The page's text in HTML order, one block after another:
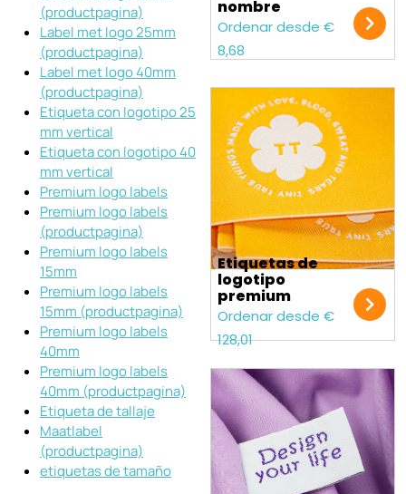
(productpagina)
Label met logo 25mm
(productpagina)
Label met logo 40mm
(productpagina)
Etiqueta con logotipo 25
mm vertical
Etiqueta con logotipo 40
mm vertical
Premium logo labels
Premium logo labels
(productpagina)
Premium logo labels
15mm
Premium logo labels
15mm (productpagina)
Premium logo labels
40mm
Premium logo labels
40mm (productpagina)
Etiqueta de tallaje
Maatlabel
(productpagina)
etiquetas de tamaño
nombre
Ordenar desde €
8,68
Etiquetas de
logotipo
premium
Ordenar desde €
128,01